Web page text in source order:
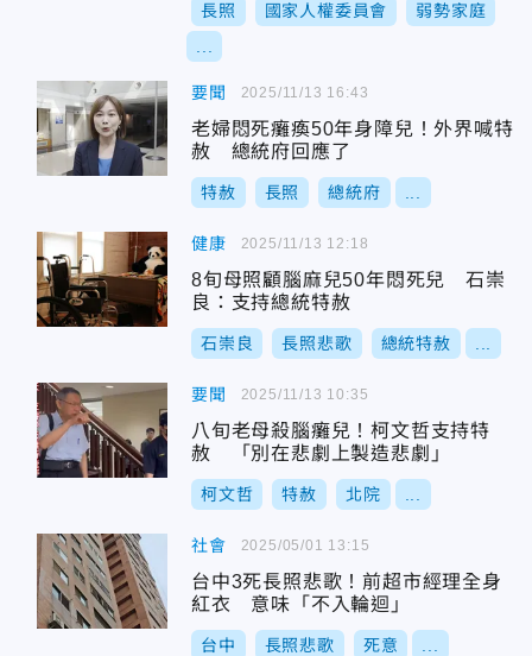
長照 國家人權委員會 弱勢家庭
要聞
老婦悶死癱瘓50年身障兒！外界喊特
赦 總統府回應了
特赦 長照 總統府
2025/11/13 16:43
健康
8旬母照顧腦麻兒50年悶死兒 石崇
良：支持總統特赦
石崇良 長照悲歌 總統特赦
2025/11/13 12:18
要聞
八旬老母殺腦癱兒！柯文哲支持特
赦 「別在悲劇上製造悲劇」
柯文哲 特赦 北院
2025/11/13 10:35
社會
台中3死長照悲歌！前超市經理全身
紅衣 意味「不入輪迴」
台中 長照悲歌 死意
2025/05/01 13:15